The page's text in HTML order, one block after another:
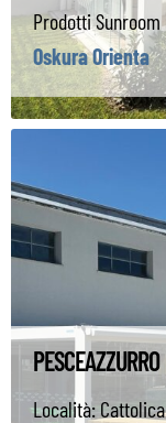
Prodotti
Oskura Orienta
PESCEAZZURRO
Località: